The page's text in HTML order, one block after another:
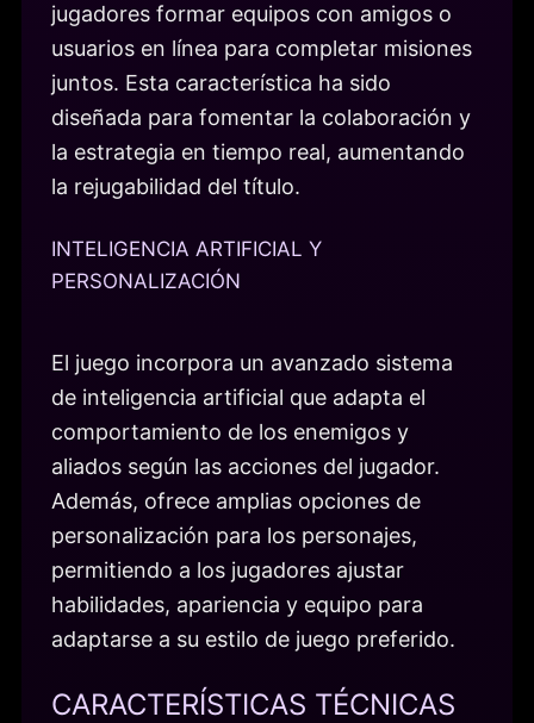
jugadores formar equipos con amigos o
usuarios en línea para completar misiones
juntos. Esta característica ha sido
diseñada para fomentar la colaboración y
la estrategia en tiempo real, aumentando
la rejugabilidad del título.
INTELIGENCIA ARTIFICIAL Y
PERSONALIZACIÓN
El juego incorpora un avanzado sistema
de inteligencia artificial que adapta el
comportamiento de los enemigos y
aliados según las acciones del jugador.
Además, ofrece amplias opciones de
personalización para los personajes,
permitiendo a los jugadores ajustar
habilidades, apariencia y equipo para
adaptarse a su estilo de juego preferido.
CARACTERÍSTICAS TÉCNICAS